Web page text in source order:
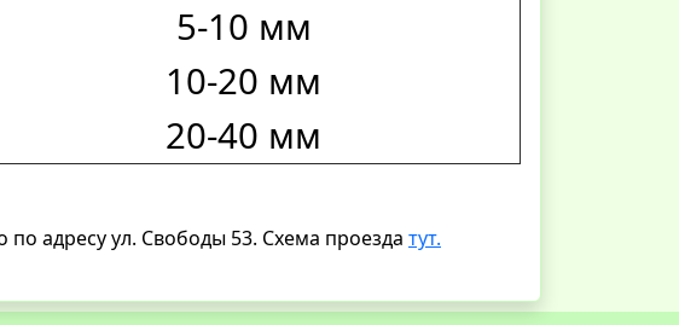
5-10 мм
10-20 мм
20-40 мм
адресу ул. Свободы 53. Схема проезда тут.